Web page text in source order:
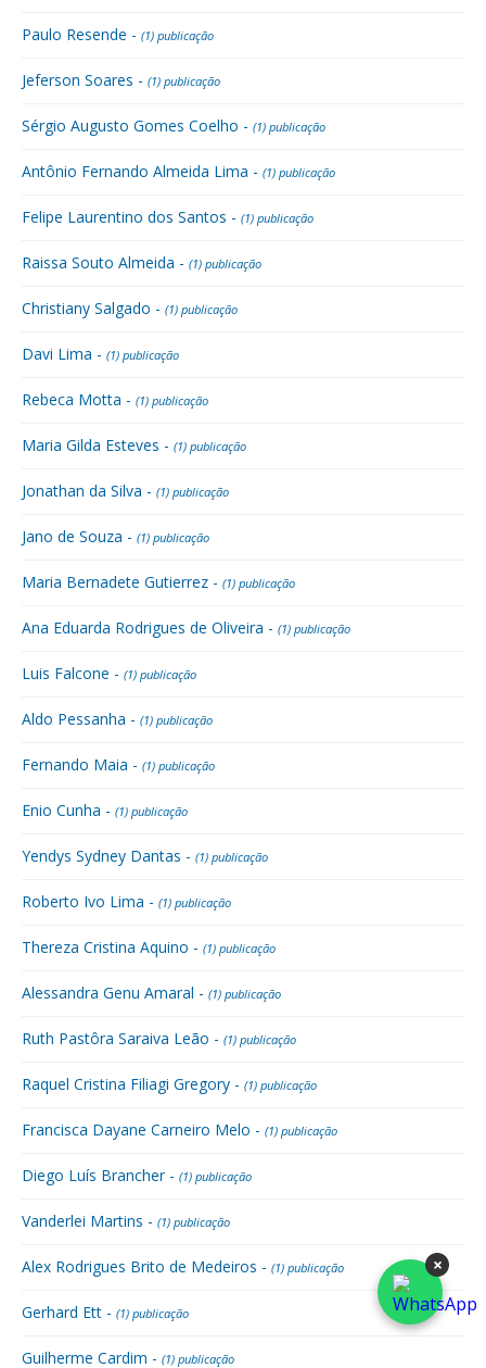
Paulo Resende - (1) publicação
Jeferson Soares - (1) publicação
Sérgio Augusto Gomes Coelho - (1) publicação
Antônio Fernando Almeida Lima - (1) publicação
Felipe Laurentino dos Santos - (1) publicação
Raissa Souto Almeida - (1) publicação
Christiany Salgado - (1) publicação
Davi Lima - (1) publicação
Rebeca Motta - (1) publicação
Maria Gilda Esteves - (1) publicação
Jonathan da Silva - (1) publicação
Jano de Souza - (1) publicação
Maria Bernadete Gutierrez - (1) publicação
Ana Eduarda Rodrigues de Oliveira - (1) publicação
Luis Falcone - (1) publicação
Aldo Pessanha - (1) publicação
Fernando Maia - (1) publicação
Enio Cunha - (1) publicação
Yendys Sydney Dantas - (1) publicação
Roberto Ivo Lima - (1) publicação
Thereza Cristina Aquino - (1) publicação
Alessandra Genu Amaral - (1) publicação
Ruth Pastôra Saraiva Leão - (1) publicação
Raquel Cristina Filiagi Gregory - (1) publicação
Francisca Dayane Carneiro Melo - (1) publicação
Diego Luís Brancher - (1) publicação
Vanderlei Martins - (1) publicação
Alex Rodrigues Brito de Medeiros - (1) publicação
Gerhard Ett - (1) publicação
Guilherme Cardim - (1) publicação
×